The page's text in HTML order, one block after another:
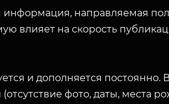
направляемая
влияет на скорость
и дополняется постоянно.
фото, даты, места